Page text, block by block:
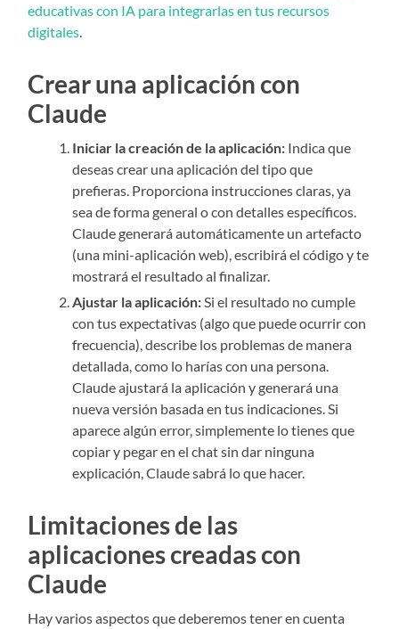
educativas con IA para integrarlas en tus recursos
digitales
Crear una aplicación con
Claude
Iniciar la creación de la aplicación: Indica que
deseas crear una aplicación del tipo que
prefieras. Proporciona instrucciones claras, ya
sea de forma general o con detalles específicos.
Claude generará automáticamente un artefacto
(una mini-aplicación web), escribirá el código y te
mostrará el resultado al finalizar.
Ajustar la aplicación: Si el resultado no cumple
con tus expectativas (algo que puede ocurrir con
frecuencia), describe los problemas de manera
detallada, como lo harías con una persona.
Claude ajustará la aplicación y generará una
nueva versión basada en tus indicaciones. Si
aparece algún error, simplemente lo tienes que
copiar y pegar en el chat sin dar ninguna
explicación, Claude sabrá lo que hacer.
Limitaciones de las
aplicaciones creadas con
Claude
Hay varios aspectos que deberemos tener en cuenta